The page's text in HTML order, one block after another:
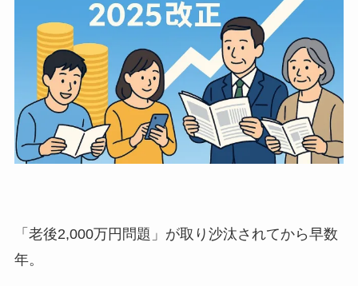
「老後2,000万円問題」が取り沙汰されてから早数
年。